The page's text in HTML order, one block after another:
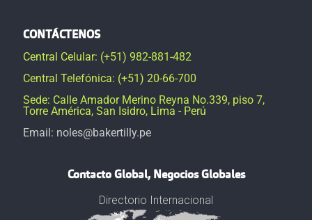
CONTÁCTENOS
Central Celular: (+51) 982-881-482
Central Telefónica: (+51) 20-66-700
Sede: Calle Amador Merino Reyna No.339, piso 7,
Torre América, San Isidro, Lima - Perú
Email: noles@bakertilly.pe
Contacto Global, Negocios Globales
Directorio Internacional